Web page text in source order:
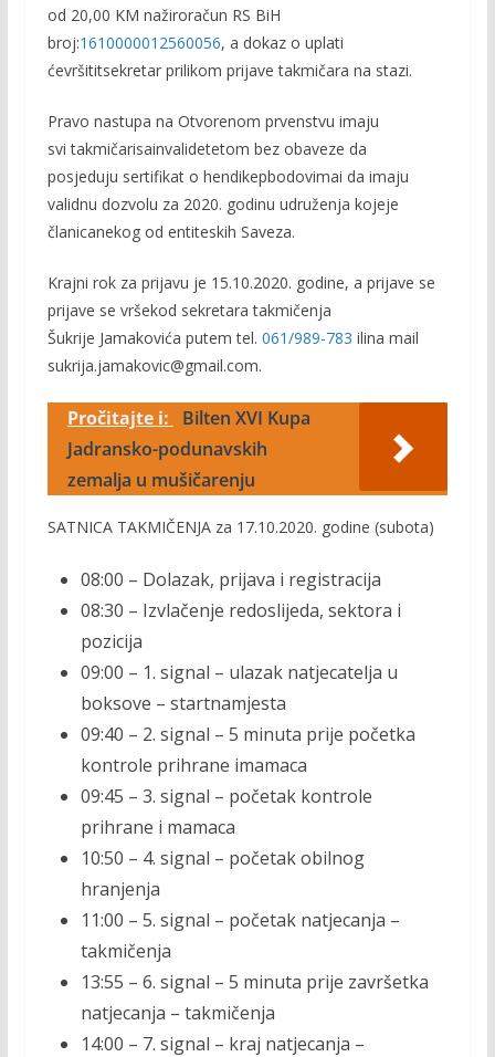
od 20,00 KM nažiroračun RS BiH
broj:1610000012560056, a dokazo uplati
ćevršititsekretar prilikom prijavetakmičara na stazi.
Pravo nastupa na Otvorenom prvenstvu imaju
svitakmičarisainvalidetetom bez obaveze da
posjeduju sertifikato hendikepbodovimai da imaju
validnu dozvolu za 2020. godinu udruženja kojeje
članicanekog od entiteskih Saveza.
Krajni rok za prijavu je 15.10.2020. godine, a prijave se
prijave se vršekod sekretara takmičenja
Šukrije Jamakovića putem tel. 061/989-783 ilina mail
sukrija.jamakovic@gmail.com.
Pročitajte i:
Bilten XVI Kupa
Jadransko-podunavskih
zemalja u mušičarenju
SATNICA TAKMIČENJA za 17.10.2020. godine (subota)
08:00 – Dolazak, prijava i registracija
08:30 – Izvlačenje redoslijeda, sektora i
pozicija
09:00 – 1. signal – ulazak natjecatelja u
boksove – startnamjesta
09:40 – 2. signal – 5 minuta prije početka
kontrole prihrane imamaca
09:45 – 3. signal – početak kontrole
prihrane i mamaca
10:50 – 4. signal – početakobilnog
hranjenja
11:00 – 5. signal – početak natjecanja –
takmičenja
13:55 – 6. signal – 5 minuta prije završetka
natjecanja – takmičenja
14:00 – 7. signal – kraj natjecanja –